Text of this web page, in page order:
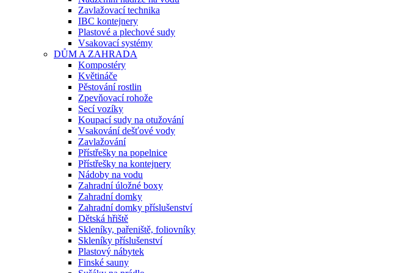
Zavlažovací technika
IBC kontejnery
Plastové a plechové sudy
Vsakovací systémy
DŮM A ZAHRADA
Kompostéry
Květináče
Pěstování rostlin
Zpevňovací rohože
Secí vozíky
Koupací sudy na otužování
Vsakování dešťové vody
Zavlažování
Přístřešky na popelnice
Přístřešky na kontejnery
Nádoby na vodu
Zahradní úložné boxy
Zahradní domky
Zahradní domky příslušenství
Dětská hřiště
Skleníky, pařeniště, foliovníky
Skleníky příslušenství
Plastový nábytek
Finské sauny